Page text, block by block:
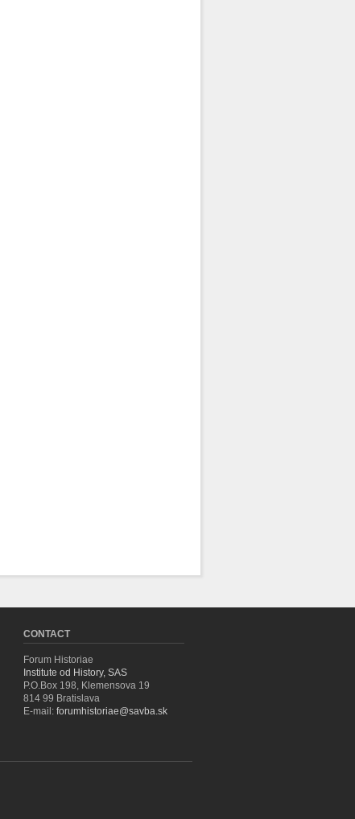
CONTACT
Forum Historiae
Institute od History, SAS
P.O.Box 198, Klemensova 19
814 99 Bratislava
E-mail: forumhistoriae@savba.sk